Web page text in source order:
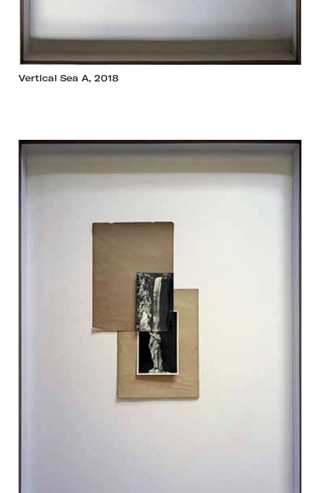
Vertical Sea A, 2018